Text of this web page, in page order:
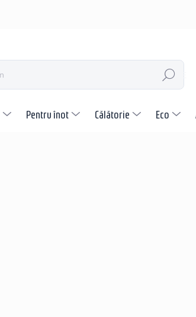
CĂUTARE
Pentru înot Călătorie Eco